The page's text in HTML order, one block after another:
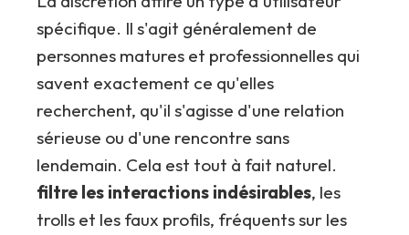
spécifique. Il s'agit généralement de
personnes matures et professionnelles qui
savent exactement ce qu'elles
recherchent, qu'il s'agisse d'une relation
sérieuse ou d'une rencontre sans
lendemain. Cela est tout à fait naturel.
filtre les interactions indésirables, les
trolls et les faux profils, fréquents sur les